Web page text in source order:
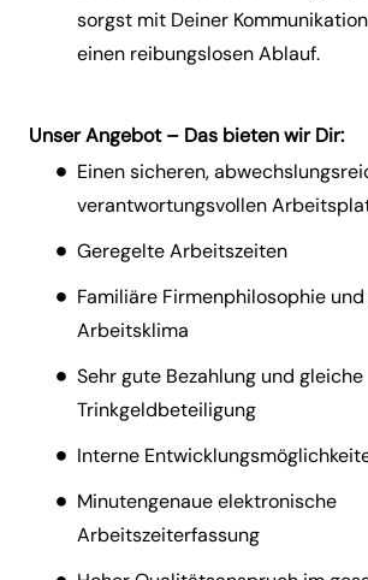
sorgst mit Deiner
einen reibungslosen Ablauf.
Unser Angebot – Das bieten wir Dir:
Einen sicheren,
verantwortungsvollen
Geregelte Arbeitszeiten
Familiäre Firmenphilosophie
Arbeitsklima
Sehr gute Bezahlung und gleiche
Trinkgeldbeteiligung
Interne
Minutengenaue elektronische
Arbeitszeiterfassung